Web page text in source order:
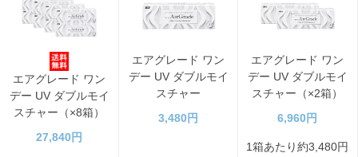
エアグレード ワン
デー UV ダブルモイ
スチャー（×8箱）
27,840円
エアグレード ワン
デー UV ダブルモイ
スチャー
3,480円
エアグレード ワン
デー UV ダブルモイ
スチャー（×2箱）
6,960円
1箱あたり約3,480円